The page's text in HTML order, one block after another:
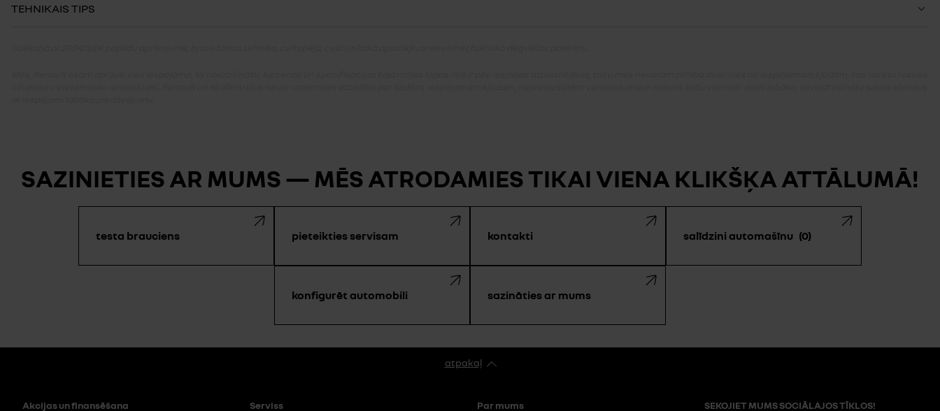
TEHNIKAIS TIPS
SAZINIETIES AR MUMS — MĒS ATRODAMIES TIKAI VIENA KLIKŠĶA ATTĀLUMĀ!
testa brauciens pieteikties servisam kontakti salīdzini automašīnu 0
konfigurēt automobili sazināties ar mums
atpakaļ
Akcijas un finansēšana Serviss Par mums SEKOJIET MUMS SOCIĀLAJOS TĪKLOS!